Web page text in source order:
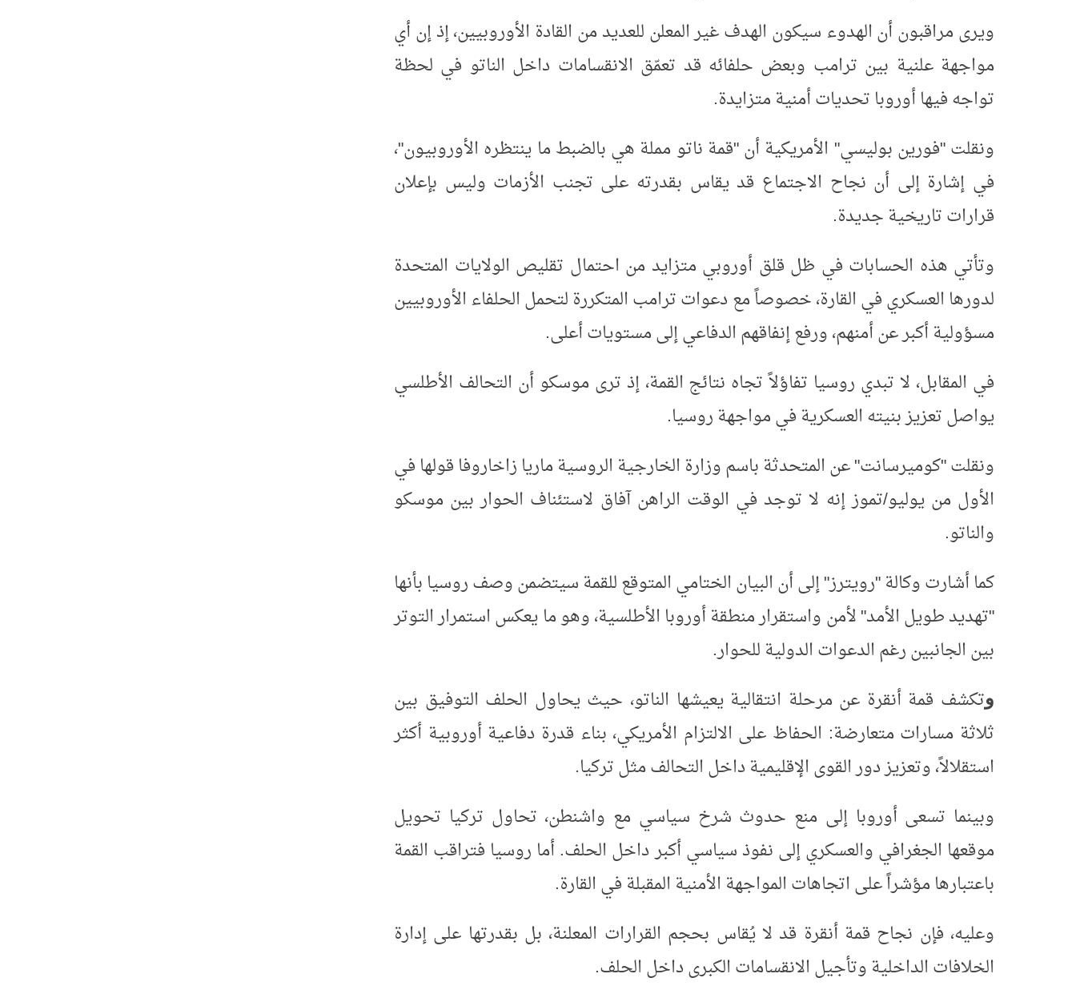
ويرى مراقبون أن الهدوء سيكون الهدف غير المعلن للعديد من القادة الأوروبيين، إذ إن أي
مواجهة علنية بين ترامب وبعض حلفائه قد تعمّق الانقسامات داخل الناتو في لحظة
تواجه فيها أوروبا تحديات أمنية متزايدة.
ونقلت "فورين بوليسي" الأمريكية أن "قمة ناتو مملة هي بالضبط ما ينتظره الأوروبيون"،
في إشارة إلى أن نجاح الاجتماع قد يقاس بقدرته على تجنب الأزمات وليس بإعلان
قرارات تاريخية جديدة.
وتأتي هذه الحسابات في ظل قلق أوروبي متزايد من احتمال تقليص الولايات المتحدة
لدورها العسكري في القارة، خصوصاً مع دعوات ترامب المتكررة لتحمل الحلفاء الأوروبيين
مسؤولية أكبر عن أمنهم، ورفع إنفاقهم الدفاعي إلى مستويات أعلى.
في المقابل، لا تبدي روسيا تفاؤلاً تجاه نتائج القمة، إذ ترى موسكو أن التحالف الأطلسي
يواصل تعزيز بنيته العسكرية في مواجهة روسيا.
ونقلت "كوميرسانت" عن المتحدثة باسم وزارة الخارجية الروسية ماريا زاخاروفا قولها في
الأول من يوليو/تموز إنه لا توجد في الوقت الراهن آفاق لاستئناف الحوار بين موسكو
والناتو.
كما أشارت وكالة "رويترز" إلى أن البيان الختامي المتوقع للقمة سيتضمن وصف روسيا بأنها
"تهديد طويل الأمد" لأمن واستقرار منطقة أوروبا الأطلسية، وهو ما يعكس استمرار التوتر
بين الجانبين رغم الدعوات الدولية للحوار.
وتكشف قمة أنقرة عن مرحلة انتقالية يعيشها الناتو، حيث يحاول الحلف التوفيق بين
ثلاثة مسارات متعارضة: الحفاظ على الالتزام الأمريكي، بناء قدرة دفاعية أوروبية أكثر
استقلالاً، وتعزيز دور القوى الإقليمية داخل التحالف مثل تركيا.
وبينما تسعى أوروبا إلى منع حدوث شرخ سياسي مع واشنطن، تحاول تركيا تحويل
موقعها الجغرافي والعسكري إلى نفوذ سياسي أكبر داخل الحلف. أما روسيا فتراقب القمة
باعتبارها مؤشراً على اتجاهات المواجهة الأمنية المقبلة في القارة.
وعليه، فإن نجاح قمة أنقرة قد لا يُقاس بحجم القرارات المعلنة، بل بقدرتها على إدارة
الخلافات الداخلية وتأجيل الانقسامات الكبرى داخل الحلف.